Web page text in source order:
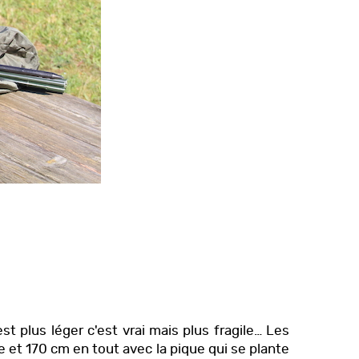
plus léger c'est vrai mais plus fragile… Les
170 cm en tout avec la pique qui se plante